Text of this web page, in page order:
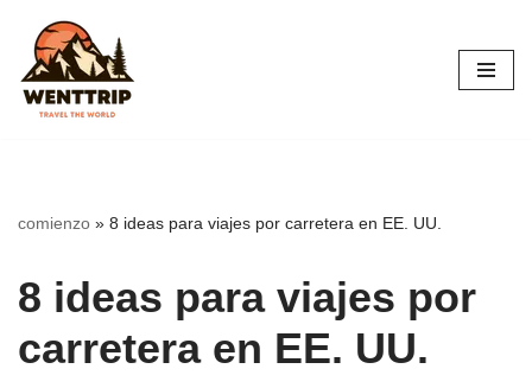
Saltar
al
contenido
comienzo » 8 ideas para viajes por carretera en EE. UU.
8 ideas para viajes por
carretera en EE. UU.